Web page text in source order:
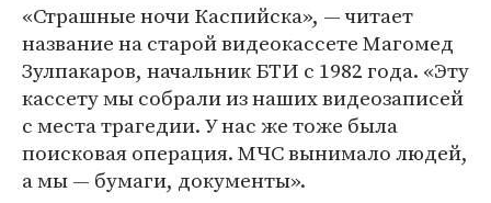
«Страшные ночи Каспийска», — читает
название на старой видеокассете Магомед
Зулпакаров, начальник БТИ с 1982 года. «Эту
кассету мы собрали из наших видеозаписей
с места трагедии. У нас же тоже была
поисковая операция. МЧС вынимало людей,
а мы — бумаги, документы».